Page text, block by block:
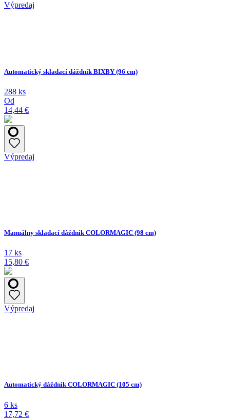
Výpredaj
Automatický skladací dáždnik BIXBY (96 cm)
288 ks
Od
14,44 €
Výpredaj
Manuálny skladací dáždnik COLORMAGIC (98 cm)
17 ks
15,80 €
Výpredaj
Automatický dáždnik COLORMAGIC (105 cm)
6 ks
17,72 €